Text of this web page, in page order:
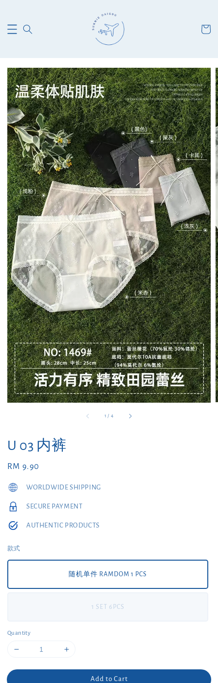
1 / 4
U 03 内裤
Regular
RM 9.90
WORLDWIDE SHIPPING
SECURE PAYMENT
AUTHENTIC PRODUCTS
款式
随机单件 RAMDOM 1 PCS
1 SET 6PCS
Quantity
Add to Cart